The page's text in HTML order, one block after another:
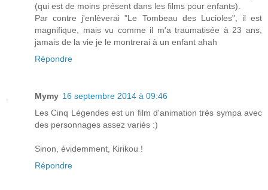
(qui est de moins présent dans les films pour enfants).
Par contre j'enlèverai "Le Tombeau des Lucioles", il est
magnifique, mais vu comme il m'a traumatisée à 23 ans,
jamais de la vie je le montrerai à un enfant ahah
Répondre
Mymy 16 septembre 2014 à 09:46
Les Cinq Légendes est un film d'animation très sympa avec
des personnages assez variés :)
Sinon, évidemment, Kirikou !
Répondre